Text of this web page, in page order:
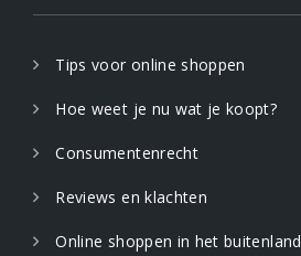
Tips voor online shoppen
Hoe weet je nu wat je koopt?
Consumentenrecht
Reviews en klachten
Online shoppen in het buitenland